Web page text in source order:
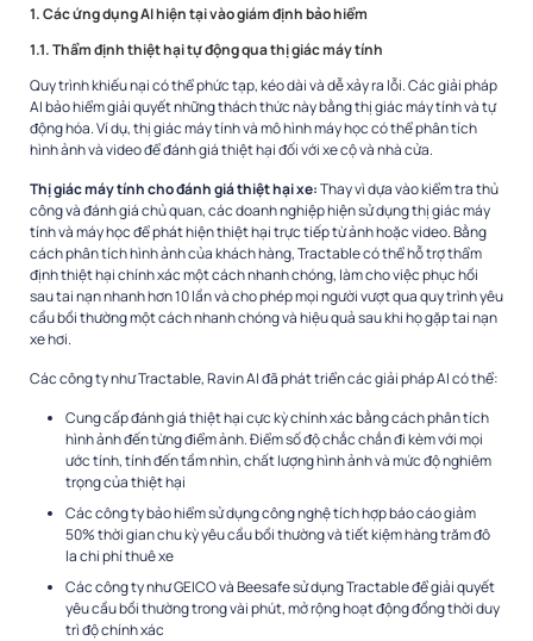
1. Các ứng dụng AI hiện tại vào giám định bảo hiểm
1.1. Thẩm định thiệt hại tự động qua thị giác máy tính
Quy trình khiếu nại có thể phức tạp, kéo dài và dễ xảy ra lỗi. Các giải pháp
AI bảo hiểm giải quyết những thách thức này bằng thị giác máy tính và tự
động hóa. Ví dụ, thị giác máy tính và mô hình máy học có thể phân tích
hình ảnh và video để đánh giá thiệt hại đối với xe cộ và nhà cửa.
Thị giác máy tính cho đánh giá thiệt hại xe:Thay vì dựa vào kiểm tra thủ
công và đánh giá chủ quan, các doanh nghiệp hiện sử dụng thị giác máy
tính và máy học để phát hiện thiệt hại trực tiếp từ ảnh hoặc video. Bằng
cách phân tích hình ảnh của khách hàng, Tractable có thể hỗ trợ thẩm
định thiệt hại chính xác một cách nhanh chóng, làm cho việc phục hồi
sau tai nạn nhanh hơn 10 lần và cho phép mọi người vượt qua quy trình yêu
cầu bồi thường một cách nhanh chóng và hiệu quả sau khi họ gặp tai nạn
xe hơi.
Các công ty như Tractable, Ravin AI đã phát triển các giải pháp AI có thể:
Cung cấp đánh giá thiệt hại cực kỳ chính xác bằng cách phân tích
hình ảnh đến từng điểm ảnh. Điểm số độ chắc chắn đi kèm với mọi
ước tính, tính đến tầm nhìn, chất lượng hình ảnh và mức độ nghiêm
trọng của thiệt hại
Các công ty bảo hiểm sử dụng công nghệ tích hợp báo cáo giảm
50% thời gian chu kỳ yêu cầu bồi thường và tiết kiệm hàng trăm đô
la chi phí thuê xe
Các công ty như GEICO và Beesafe sử dụng Tractable để giải quyết
yêu cầu bồi thường trong vài phút, mở rộng hoạt động đồng thời duy
trì độ chính xác